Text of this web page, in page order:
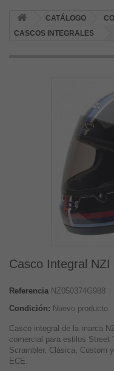
CATÁLOGO
CASCOS INTEGRALES
Casco Integral
Referencia NZ050374G988
Condición: Nuevo producto
Casco integral de la marca
comercial para estilos Street
Scrambler, Clásica, Custom
ECE.